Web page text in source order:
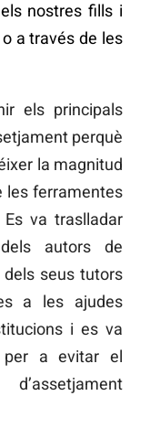
nostres fills i
a través de les
els principals
perquè
la magnitud
les ferramentes
va traslladar
autors de
dels seus tutors
a les ajudes
i es va
per a evitar el